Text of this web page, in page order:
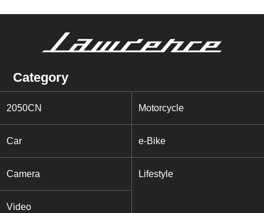
Category
2050CN Motorcycle
Car e-Bike
Camera Lifestyle
Video